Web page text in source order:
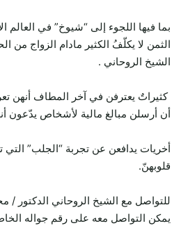
بما فيها اللجوء إلى “شيوخ” في العالم
الثمن لا يكلّفُ الكثير مادام الزواج
الشيخ الروحاني .
كثيراتٌ يعترفن في آخر المطاف أنهن
أن أرسلن مبالغ مالية لأشخاص يدّعون
أخريات يدافعن عن تجربة “الجلب” التي
قلوبهنّ.
للتواصل مع الشيخ الروحاني الدكتور /
يمكن التواصل معه على رقم جواله